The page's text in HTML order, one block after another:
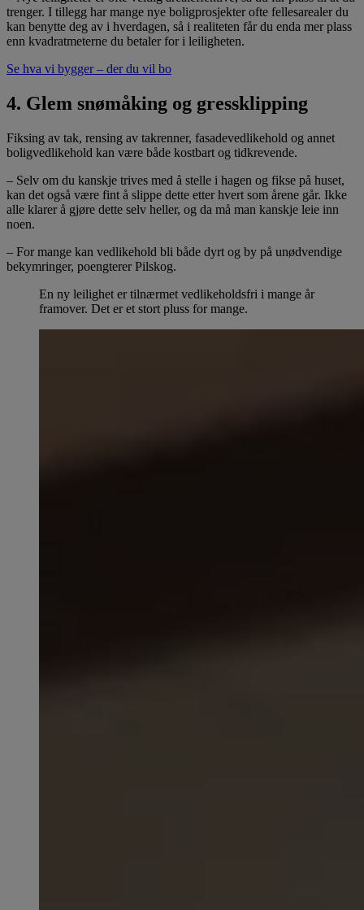
trenger. I tillegg har mange nye boligprosjekter ofte fellesarealer du
kan benytte deg av i hverdagen, så i realiteten får du enda mer plass
enn kvadratmeterne du betaler for i leiligheten.
Se hva vi bygger – der du vil bo
4. Glem snømåking og gressklipping
Fiksing av tak, rensing av takrenner, fasadevedlikehold og annet
boligvedlikehold kan være både kostbart og tidkrevende.
– Selv om du kanskje trives med å stelle i hagen og fikse på huset,
kan det også være fint å slippe dette etter hvert som årene går. Ikke
alle klarer å gjøre dette selv heller, og da må man kanskje leie inn
noen.
– For mange kan vedlikehold bli både dyrt og by på unødvendige
bekymringer, poengterer Pilskog.
En ny leilighet er tilnærmet vedlikeholdsfri i mange år
framover. Det er et stort pluss for mange.